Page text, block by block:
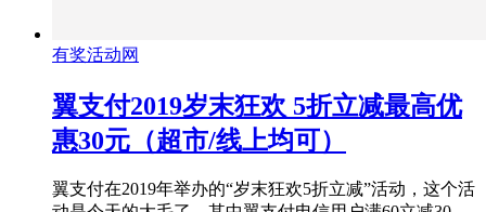
有奖活动网
翼支付2019岁末狂欢 5折立减最高优
惠30元（超市/线上均可）
翼支付在2019年举办的“岁末狂欢5折立减”活动，这个活